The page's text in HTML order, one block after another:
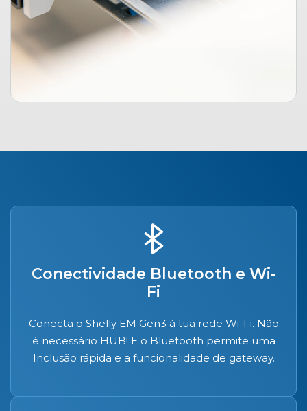
Conectividade Bluetooth e Wi-
Fi
Conecta o Shelly EM Gen3 à tua rede Wi-Fi. Não
é necessário HUB! E o Bluetooth permite uma
Inclusão rápida e a funcionalidade de gateway.